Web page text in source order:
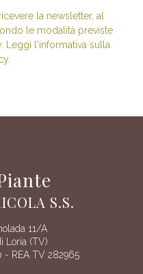
la newsletter, al
le modalità previste
Leggi l'informativa sulla
S.S.
11/A
Loria (TV)
- REA TV 282965